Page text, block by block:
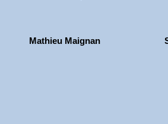
Mathieu Maignan